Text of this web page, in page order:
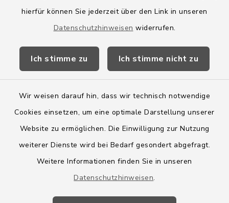
hierfür können Sie jederzeit über den Link in unseren
Datenschutzhinweisen widerrufen.
Ich stimme zu Ich stimme nicht zu
Wir weisen darauf hin, dass wir technisch notwendige
Cookies einsetzen, um eine optimale Darstellung unserer
Website zu ermöglichen. Die Einwilligung zur Nutzung
weiterer Dienste wird bei Bedarf gesondert abgefragt.
Weitere Informationen finden Sie in unseren
Datenschutzhinweisen.
Amtsbroschüre
Wege-Zweckverband
Barrierefreiheit